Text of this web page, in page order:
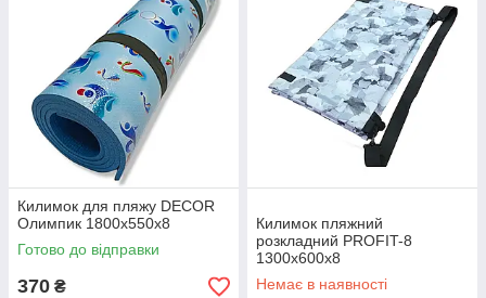
Килимок для пляжу DECOR
Олимпик 1800х550х8
Готово до відправки
370 ₴
Килимок пляжний
розкладний PROFIT-8
1300х600х8
Немає в наявності